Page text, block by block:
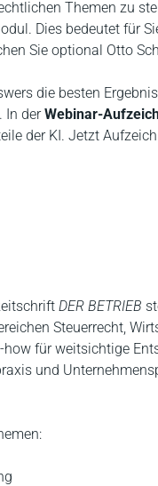
Themen zu
Dies bedeutet für
Sie optional Otto
die besten
. In derWebinar-
der KI. Jetzt
DER BETRIEB
Steuerrecht,
für weitsichtige
und